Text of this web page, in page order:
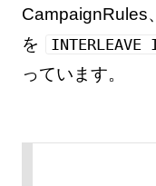
CampaignRules
を
INTERLEAVE
っています。